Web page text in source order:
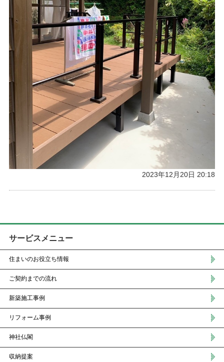
2023年12月20日 20:18
サービスメニュー
住まいのお役立ち情報
ご契約までの流れ
新築施工事例
リフォーム事例
神社仏閣
収納提案